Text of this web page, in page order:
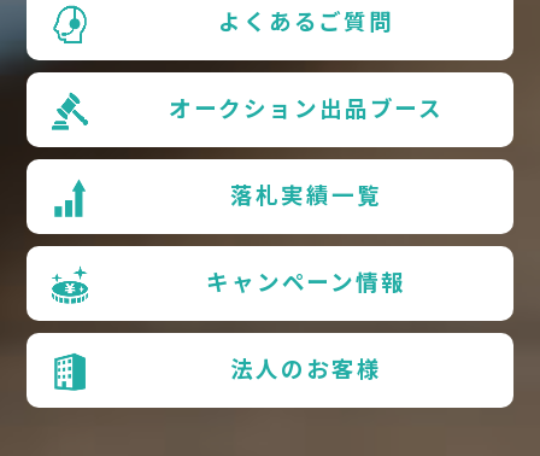
よくあるご質問
オークション出品ブース
落札実績一覧
キャンペーン情報
法人のお客様